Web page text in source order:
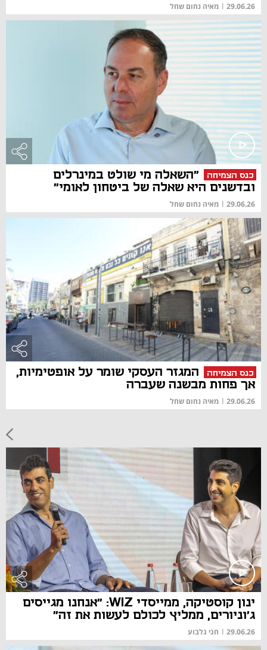
29.06.26
| מאיה נחום שחל
כנס הצמיחה
"השאלה מי שולט במינרלים
ובדשנים היא שאלה של ביטחון לאומי"
29.06.26
| מאיה נחום שחל
כנס הצמיחה
המגזר העסקי שומר על אופטימיות,
אך פחות מבשנה שעברה
29.06.26
| מאיה נחום שחל
ינון קוסטיקה, ממייסדי WIZ: "אנחנו מגייסים
ג'וניורים, ממליץ לכולם לעשות את זה"
29.06.26
| חגי גלבוע